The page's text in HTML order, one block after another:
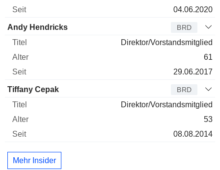
04.06.2020
Andy Hendricks BRD
Direktor/Vorstandsmitglied
61
29.06.2017
Tiffany Cepak BRD
Direktor/Vorstandsmitglied
53
08.08.2014
Mehr Insider